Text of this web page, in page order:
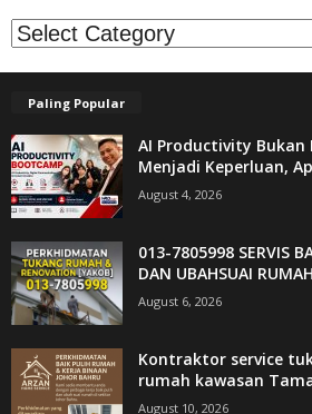
Kategori
Paling Popular
AI Productivity Bukan
Menjadi Keperluan,
August 4, 2026
013-7805998 SERVIS
DAN UBAHSUAI
August 6, 2026
Kontraktor service
rumah kawasan
August 10, 2026